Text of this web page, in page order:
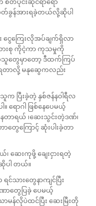
စိတ်ခွန်အားရခဲ့တယ်လို့ဆိုပါ
ငွေကြေးလိုအပ်ချက်ရှိလာ
သားစု ကိုငဲ့ကာ ကုသမှုကို
သူတွေမှာတော့ ဒီထက်ကြပ်
ရတာလို့ မနုဆွေကလည်း
ပြီးခဲ့တဲ့ နှစ်ဇန်နဝါရီလ
ရောဂါ ဖြစ်နေပေမယ့်
ေတာရယ် ၊ဆေးသွင်းတဲ့ဒဏ်၊
ေကြောင့် ဆုံးပါးခဲ့တာ
ဆေးကုဖို့ ချေးငှားရတဲ့
ပါ တယ်။
ားတွေနာကျင်ပြီး
တွေပြခဲ့ ပေမယ့်
န်လိုပဲထင်ပြီး ဆေးမြီးတို